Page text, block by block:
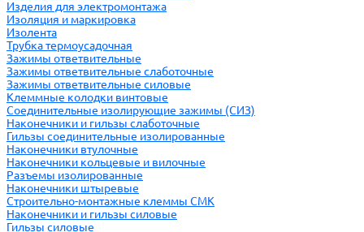
Изделия для электромонтажа
Изоляция и маркировка
Изолента
Трубка термоусадочная
Зажимы ответвительные
Зажимы ответвительные слаботочные
Зажимы ответвительные силовые
Клеммные колодки винтовые
Соединительные изолирующие зажимы (СИЗ)
Наконечники и гильзы слаботочные
Гильзы соединительные изолированные
Наконечники втулочные
Наконечники кольцевые и вилочные
Разъемы изолированные
Наконечники штыревые
Строительно-монтажные клеммы СМК
Наконечники и гильзы силовые
Гильзы силовые